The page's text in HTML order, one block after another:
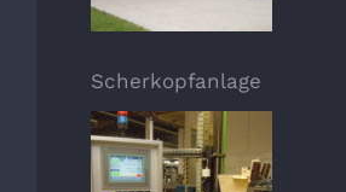
Scherkopfanlage